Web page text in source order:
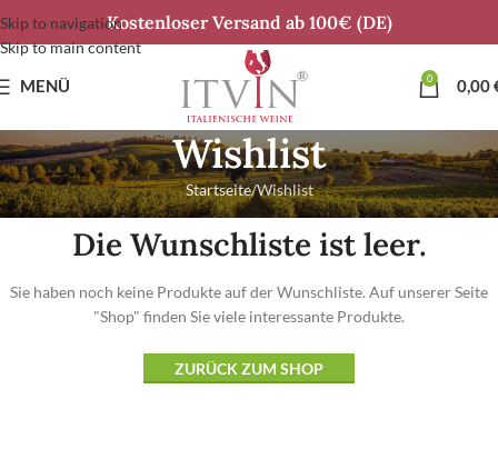
Skip to navigation
Skip to main content
Kostenloser Versand ab 100€ (DE)
MENÜ 0 0,00
Wishlist
Startseite Wishlist
Die Wunschliste ist leer.
Sie haben noch keine Produkte auf der Wunschliste. Auf unserer Seite
"Shop" finden Sie viele interessante Produkte.
ZURÜCK ZUM SHOP